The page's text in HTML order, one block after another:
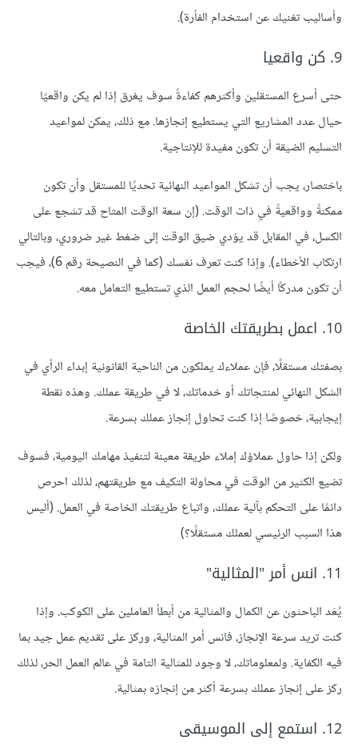
وأساليب تغنيك عن استخدام الفأرة).
9. كن واقعيا
حتى أسرع المستقلين وأكثرهم كفاءةً سوف يغرق إذا لم يكن واقعيًا
حيال عدد المشاريع التي يستطيع إنجازها. مع ذلك، يمكن لمواعيد
التسليم الضيقة أن تكون مفيدة للإنتاجية.
باختصار، يجب أن تشكل المواعيد النهائية تحديًا للمستقل وأن تكون
ممكنةً وواقعيةً في ذات الوقت. (إن سعة الوقت المتاح قد تشجع على
الكسل، في المقابل قد يؤدي ضيق الوقت إلى ضغط غير ضروري، وبالتالي
ارتكاب الأخطاء). وإذا كنت تعرف نفسك (كما في النصيحة رقم 6)، فيجب
أن تكون مدركًا أيضًا لحجم العمل الذي تستطيع التعامل معه.
10. اعمل بطريقتك الخاصة
بصفتك مستقلًا، فإن عملاءك يملكون من الناحية القانونية إبداء الرأي في
الشكل النهائي لمنتجاتك أو خدماتك، لا في طريقة عملك. وهذه نقطة
إيجابية، خصوصًا إذا كنت تحاول إنجاز عملك بسرعة.
ولكن إذا حاول عملاؤك إملاء طريقة معينة لتنفيذ مهامك اليومية، فسوف
تضيع الكثير من الوقت في محاولة التكيف مع طريقتهم، لذلك احرص
دائمًا على التحكم بآلية عملك، واتباع طريقتك الخاصة في العمل. (أليس
هذا السبب الرئيسي لعملك مستقلًا؟)
11. انس أمر "المثالية"
يُعَد الباحثون عن الكمال والمثالية من أبطأ العاملين على الكوكب. وإذا
كنت تريد سرعة الإنجاز، فانس أمر المثالية، وركز على تقديم عمل جيد بما
فيه الكفاية. ولمعلوماتك، لا وجود للمثالية التامة في عالم العمل الحر، لذلك
ركز على إنجاز عملك بسرعة أكثر من إنجازه بمثالية.
12. استمع إلى الموسيقى